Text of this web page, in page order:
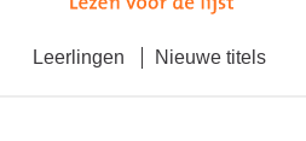
Leerlingen Nieuwe titels